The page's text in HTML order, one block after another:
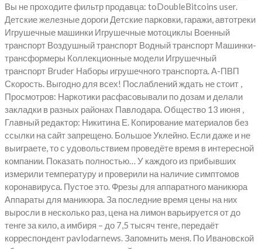
Вы не проходите фильтр продавца: toDoubleBitcoins user.
Детские железные дороги Детские парковки, гаражи, автотреки
Игрушечные машинки Игрушечные мотоциклы Военный
транспорт Воздушный транспорт Водный транспорт Машинки-
трансформеры Коллекционные модели Игрушечный
транспорт Bruder Наборы игрушечного транспорта. А-ПВП
Скорость. Выгодно для всех! Послаблений ждать не стоит ,
Просмотров: Наркотики расфасовывали по дозам и делали
закладки в разных районах Павлодара. Общество 13 июня ,
Главный редактор: Никитина Е. Копирование материалов без
ссылки на сайт запрещено. Большое Уклейно. Если даже и не
выиграете, то с удовольствием проведёте время в интересной
компании. Показать полностью… У каждого из прибывших
измерили температуру и проверили на наличие симптомов
коронавируса. Пустое это. Фрезы для аппаратного маникюра
Аппараты для маникюра. За последние время цены на них
выросли в несколько раз, цена на лимон варьируется от до
тенге за кило, а имбиря – до 7,5 тысяч тенге, передаёт
корреспондент pavlodarnews. Запомнить меня. По Ивановской